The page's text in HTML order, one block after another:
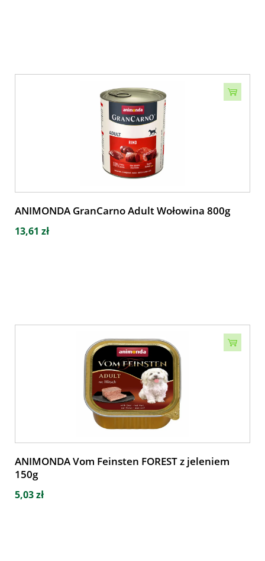
ANIMONDA GranCarno Adult Wołowina 800g
13,61 zł
ANIMONDA Vom Feinsten FOREST z jeleniem
150g
5,03 zł